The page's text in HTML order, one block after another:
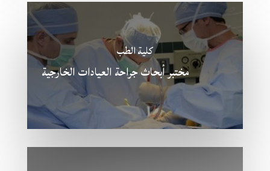
كلية الطب
مختبر أبحاث جراحة العيادات الخارجية